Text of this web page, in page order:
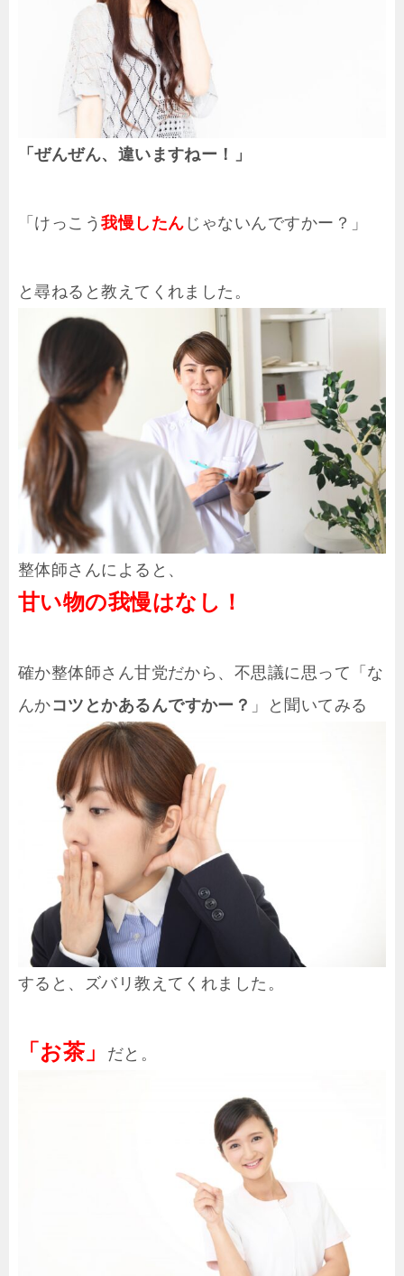
「ぜんぜん、違いますねー！」
「けっこう我慢したん じゃないんですかー？」
と尋ねると教えてくれました。
整体師さんによると、
甘い物の我慢はなし！
確か整体師さん甘党だから、不思議に思って「な
んかコツとかあるんですかー？ 」と聞いてみる
すると、ズバリ教えてくれました。
「お茶」 だと。